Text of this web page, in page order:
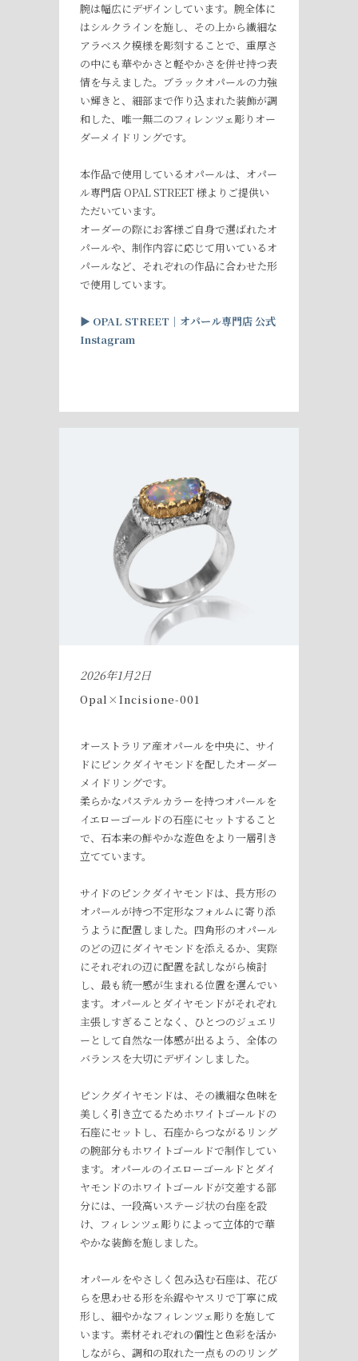
腕は幅広にデザインしています。腕全体に
はシルクラインを施し、その上から繊細な
アラベスク模様を彫刻することで、重厚さ
の中にも華やかさと軽やかさを併せ持つ表
情を与えました。ブラックオパールの力強
い輝きと、細部まで作り込まれた装飾が調
和した、唯一無二のフィレンツェ彫りオー
ダーメイドリングです。
本作品で使用しているオパールは、オパー
ル専門店 OPAL STREET 様よりご提供い
ただいています。
オーダーの際にお客様ご自身で選ばれたオ
パールや、制作内容に応じて用いているオ
パールなど、それぞれの作品に合わせた形
で使用しています。
▶︎ OPAL STREET ｜オパール専門店公式
Instagram
2026年1月2日
Opal×Incisione-001
オーストラリア産オパールを中央に、サイ
ドにピンクダイヤモンドを配したオーダー
メイドリングです。
柔らかなパステルカラーを持つオパールを
イエローゴールドの石座にセットすること
で、石本来の鮮やかな遊色をより一層引き
立てています。
サイドのピンクダイヤモンドは、長方形の
オパールが持つ不定形なフォルムに寄り添
うように配置しました。四角形のオパール
のどの辺にダイヤモンドを添えるか、実際
にそれぞれの辺に配置を試しながら検討
し、最も統一感が生まれる位置を選んでい
ます。オパールとダイヤモンドがそれぞれ
主張しすぎることなく、ひとつのジュエリ
ーとして自然な一体感が出るよう、全体の
バランスを大切にデザインしました。
ピンクダイヤモンドは、その繊細な色味を
美しく引き立てるためホワイトゴールドの
石座にセットし、石座からつながるリング
の腕部分もホワイトゴールドで制作してい
ます。オパールのイエローゴールドとダイ
ヤモンドのホワイトゴールドが交差する部
分には、一段高いステージ状の台座を設
け、フィレンツェ彫りによって立体的で華
やかな装飾を施しました。
オパールをやさしく包み込む石座は、花び
らを思わせる形を糸鋸やヤスリで丁寧に成
形し、細やかなフィレンツェ彫りを施して
います。素材それぞれの個性と色彩を活か
しながら、調和の取れた一点もののリング